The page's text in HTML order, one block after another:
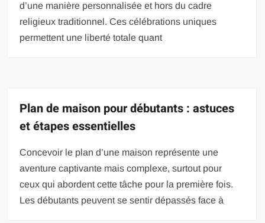
d’une manière personnalisée et hors du cadre
religieux traditionnel. Ces célébrations uniques
permettent une liberté totale quant
Plan de maison pour débutants : astuces
et étapes essentielles
Concevoir le plan d’une maison représente une
aventure captivante mais complexe, surtout pour
ceux qui abordent cette tâche pour la première fois.
Les débutants peuvent se sentir dépassés face à